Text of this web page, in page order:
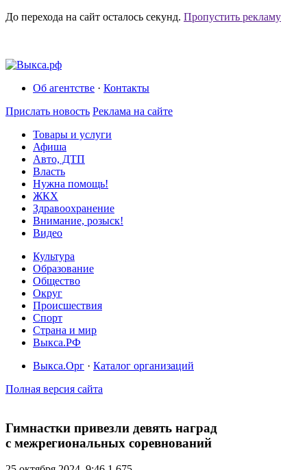
До перехода на сайт осталось секунд. Пропустить рекламу
Об агентстве · Контакты
Прислать новость Реклама на сайте
Товары и услуги
Афиша
Авто, ДТП
Власть
Нужна помощь!
ЖКХ
Здравоохранение
Внимание, розыск!
Видео
Культура
Образование
Общество
Округ
Происшествия
Спорт
Страна и мир
Выкса.РФ
Выкса.Орг · Каталог организаций
Полная версия сайта
Гимнастки привезли девять наград
с межрегиональных соревнований